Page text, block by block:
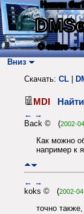
Нашли
О сайте →
Вниз
Скачать: CL
MDI
← →
Back © (2002-
Как можно
например к
← →
koks © (2002-
точно